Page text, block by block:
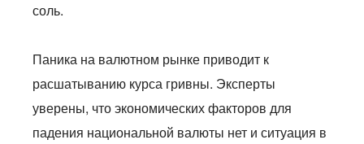
соль.
Паника на валютном рынке приводит к
расшатыванию курса гривны. Эксперты
уверены, что экономических факторов для
падения национальной валюты нет и ситуация в